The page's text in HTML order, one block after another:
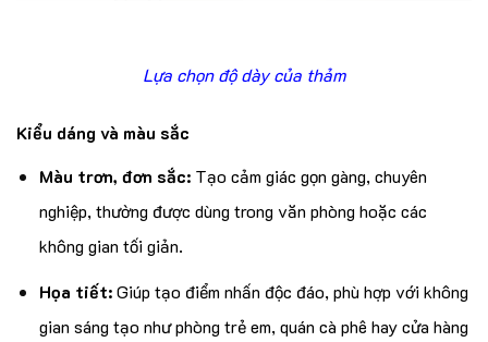
Lựa chọn độ dày của thảm
Kiểu dáng và màu sắc
Màu trơn, đơn sắc:Tạo cảm giác gọn gàng, chuyên
nghiệp, thường được dùng trong văn phòng hoặc các
không gian tối giản.
Họa tiết:Giúp tạo điểm nhấn độc đáo, phù hợp với không
gian sáng tạo như phòng trẻ em, quán cà phê hay cửa hàng